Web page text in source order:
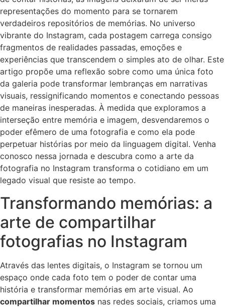
representações do momento ⁣para se tornarem
verdadeiros repositórios de memórias. No universo
vibrante do Instagram, cada postagem ‌carrega consigo
fragmentos de realidades passadas, emoções e⁢
experiências‍ que transcendem o simples ato de olhar. Este
artigo propõe uma reflexão sobre como uma única foto⁢
da galeria pode‌ transformar lembranças em narrativas
visuais, ressignificando momentos‌ e conectando pessoas
de maneiras inesperadas. ‍À medida que exploramos⁤ a
interseção entre memória e imagem, desvendaremos o
poder efêmero de uma‍ fotografia e‌ como ⁤ela pode
perpetuar histórias por meio da linguagem ​digital. Venha
‍conosco nessa jornada e descubra como​ a arte da
fotografia no Instagram transforma o cotidiano em um
legado visual que resiste ao tempo.
Transformando memórias: a
arte de compartilhar‍
fotografias no Instagram
Através das lentes digitais, o Instagram se ​tornou um
‍espaço onde ‌cada foto tem o poder de contar uma
história e transformar memórias em arte visual. Ao
compartilhar momentos nas redes sociais, criamos ⁣uma